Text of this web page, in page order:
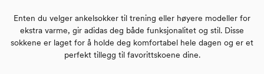
Enten du velger ankelsokker til trening eller høyere modeller for
ekstra varme, gir adidas deg både funksjonalitet og stil. Disse
sokkene er laget for å holde deg komfortabel hele dagen og er et
perfekt tillegg til favorittskoene dine.